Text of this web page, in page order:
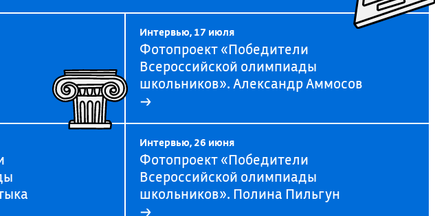
Интервью, 17 июля
Фотопроект «Победители
Всероссийской олимпиады
школьников». Александр Аммосов
→
Интервью, 26 июня
Фотопроект «Победители
Всероссийской олимпиады
школьников». Полина Пильгун
→